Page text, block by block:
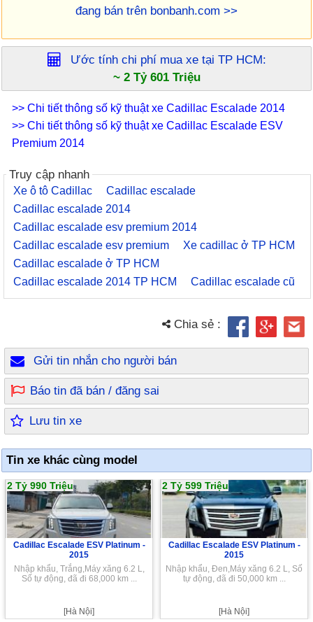
đang bán trên bonbanh.com >>
Ước tính chi phí mua xe tại TP HCM:
~ 2 Tỷ 601 Triệu
>> Chi tiết thông số kỹ thuật xe Cadillac Escalade 2014
>> Chi tiết thông số kỹ thuật xe Cadillac Escalade ESV
Premium 2014
Truy cập nhanh
Xe ô tô Cadillac
Cadillac escalade
Cadillac escalade 2014
Cadillac escalade esv premium 2014
Cadillac escalade esv premium
Xe cadillac ở TP HCM
Cadillac escalade ở TP HCM
Cadillac escalade 2014 TP HCM
Cadillac escalade cũ
Chia sẻ :
Gửi tin nhắn cho người bán
Báo tin đã bán / đăng sai
Lưu tin xe
Tin xe khác cùng model
2 Tỷ 990 Triệu
Cadillac Escalade ESV Platinum -
2015
Nhập khẩu, Trắng,Máy xăng 6.2 L,
Số tự động, đã đi 68,000 km ...
[Hà Nội]
2 Tỷ 599 Triệu
Cadillac Escalade ESV Platinum -
2015
Nhập khẩu, Đen,Máy xăng 6.2 L, Số
tự động, đã đi 50,000 km ...
[Hà Nội]